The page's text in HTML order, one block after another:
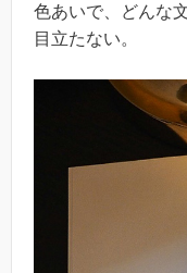
色あいで、どんな
目立たない。